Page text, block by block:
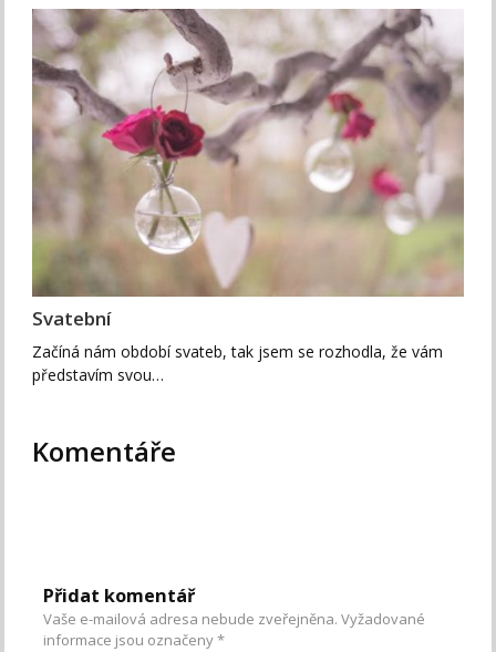
Svatební
Začíná nám období svateb, tak jsem se rozhodla, že vám
představím svou…
Komentáře
Přidat komentář
Vaše e-mailová adresa nebude zveřejněna. Vyžadované
informace jsou označeny*